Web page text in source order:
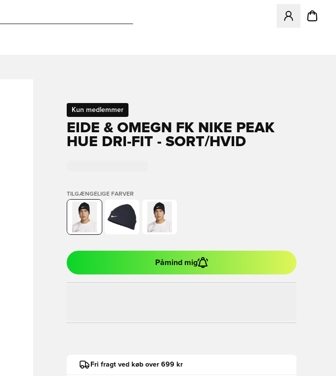
Åbner en
Kun medlemmer
EIDE & OMEGN FK NIKE PEAK
HUE DRI-FIT - SORT/HVID
TILGÆNGELIGE FARVER
Påmind mig
Fri fragt ved køb over 699 kr